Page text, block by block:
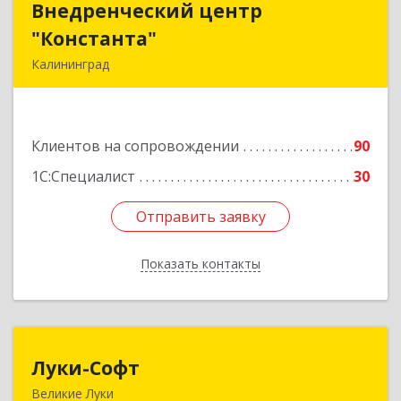
Внедренческий центр
"Константа"
Калининград
Клиентов на сопровождении
90
1С:Специалист
30
Отправить заявку
Показать контакты
Внедренческий центр
Подробнее
Отправить заявку
Назад
Луки-Софт
Великие Луки182113, Псковская обл, Великие Луки г,